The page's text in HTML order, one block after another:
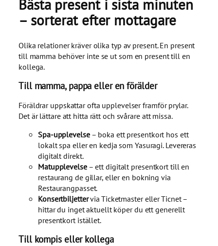
Bästa present i sista minuten
– sorterat efter mottagare
Olika relationer kräver olika typ av present. En present
till mamma behöver inte se ut som en present till en
kollega.
Till mamma, pappa eller en förälder
Föräldrar uppskattar ofta upplevelser framför prylar.
Det är lättare att hitta rätt och svårare att missa.
Spa-upplevelse– boka ett presentkort hos ett
lokalt spa eller en kedja som Yasuragi. Levereras
digitalt direkt.
Matupplevelse– ett digitalt presentkort till en
restaurang de gillar, eller en bokning via
Restaurangpasset.
Konsertbiljettervia Ticketmaster eller Ticnet –
hittar du inget aktuellt köper du ett generellt
presentkort istället.
Till kompis eller kollega